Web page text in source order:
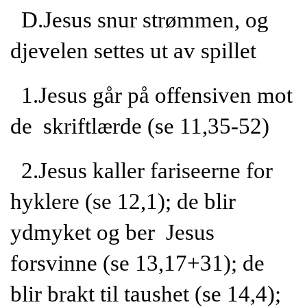
D.Jesus snur strømmen, og
djevelen settes ut av spillet
1.Jesus går på offensiven mot
de skriftlærde (se 11,35-52)
2.Jesus kaller fariseerne for
hyklere (se 12,1); de blir
ydmyket og ber Jesus
forsvinne (se 13,17+31); de
blir brakt til taushet (se 14,4);